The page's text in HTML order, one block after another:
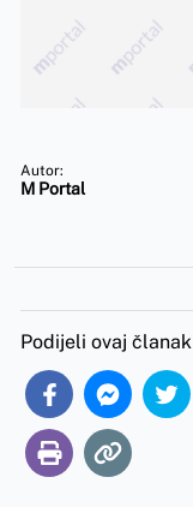
Autor:
M Portal
Podijeli ovaj članak